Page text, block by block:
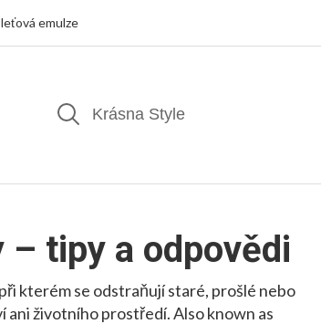
emulze
– tipy a odpovědi
kterém se odstraňují staré, prošlé nebo
ani životního prostředí. Also known as